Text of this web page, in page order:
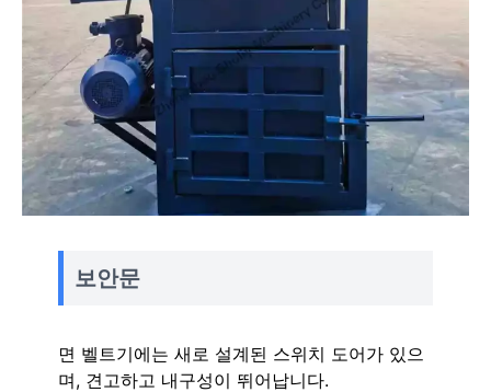
보안문
면 벨트기에는 새로 설계된 스위치 도어가 있으
며, 견고하고 내구성이 뛰어납니다.